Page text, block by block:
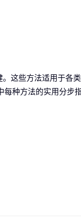
这些方法适用于各
种方法的实用分步